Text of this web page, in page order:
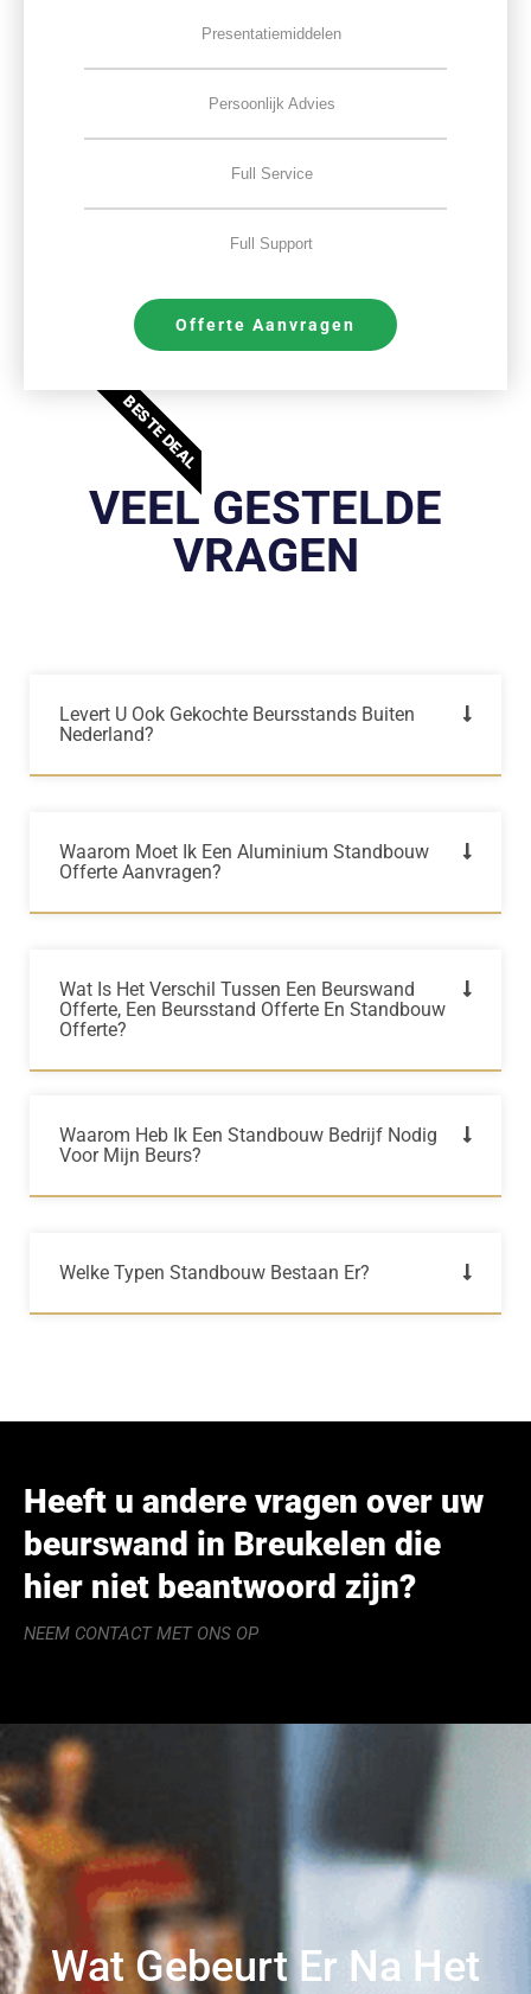
Presentatiemiddelen
Persoonlijk Advies
Full Service
Full Support
Offerte Aanvragen
BESTE DEAL
VEEL GESTELDE
VRAGEN
Levert U Ook Gekochte Beursstands Buiten
Nederland?
Waarom Moet Ik Een Aluminium Standbouw
Offerte Aanvragen?
Wat Is Het Verschil Tussen Een Beurswand
Offerte, Een Beursstand Offerte En Standbouw
Offerte?
Waarom Heb Ik Een Standbouw Bedrijf Nodig
Voor Mijn Beurs?
Welke Typen Standbouw Bestaan Er?
Heeft u andere vragen over uw
beurswand in Breukelen die
hier niet beantwoord zijn?
NEEM CONTACT MET ONS OP
Wat Gebeurt Er Na Het